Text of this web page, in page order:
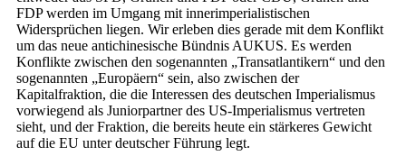
FDP werden im Umgang mit innerimperialistischen
Widersprüchen liegen. Wir erleben dies gerade mit dem Konflikt
um das neue antichinesische Bündnis AUKUS. Es werden
Konflikte zwischen den sogenannten „Transatlantikern“ und den
sogenannten „Europäern“ sein, also zwischen der
Kapitalfraktion, die die Interessen des deutschen Imperialismus
vorwiegend als Juniorpartner des US-Imperialismus vertreten
sieht, und der Fraktion, die bereits heute ein stärkeres Gewicht
auf die EU unter deutscher Führung legt.